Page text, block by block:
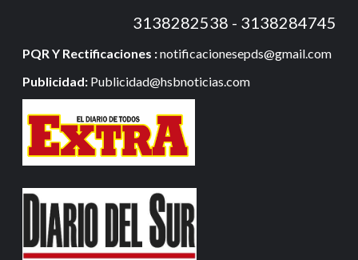
3138282538 - 3138284745
PQR Y Rectificaciones :notificacionesepds@gmail.com
Publicidad: Publicidad@hsbnoticias.com